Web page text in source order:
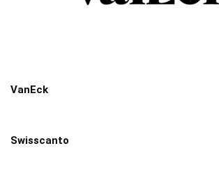
VanEck
Swisscanto